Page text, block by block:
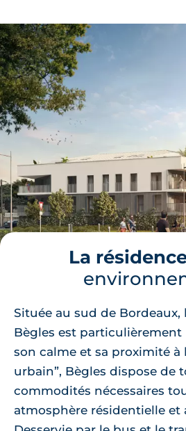
La
Située au sud de
Bègles est
son calme et sa proximité à
urbain”, Bègles dispose de
commodités nécessaires
atmosphère résidentielle et